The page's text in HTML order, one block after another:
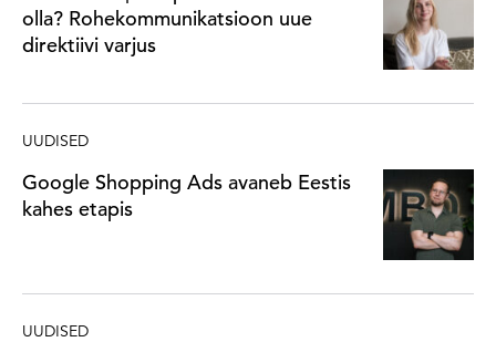
olla? Rohekommunikatsioon uue
direktiivi varjus
UUDISED
Google Shopping Ads avaneb Eestis
kahes etapis
UUDISED